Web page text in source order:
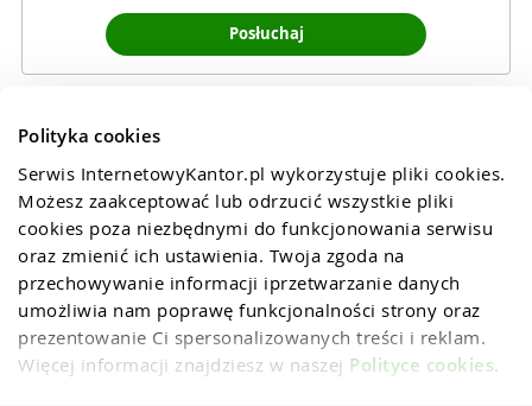
Polityka cookies
Serwis InternetowyKantor.pl wykorzystuje pliki cookies.
Możesz zaakceptować lub odrzucić wszystkie pliki
cookies poza niezbędnymi do funkcjonowania serwisu
oraz zmienić ich ustawienia. Twoja zgoda na
przechowywanie informacji iprzetwarzanie danych
umożliwia nam poprawę funkcjonalności strony oraz
prezentowanie Ci spersonalizowanych treści i reklam.
Więcej informacji znajdziesz w naszej Polityce cookies.
Posłuchaj